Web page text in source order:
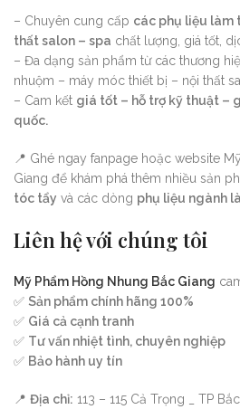
– Chuyên cung cấp các phụ liệu làm
thất salon – spa chất lượng, giá tốt,
– Đa dạng sản phẩm từ các thương
nhuộm – máy móc thiết bị – nội thất
– Cam kết giá tốt – hỗ trợ kỹ thuật –
quốc.
📍 Ghé ngay fanpage hoặc website
Giang để khám phá thêm nhiều sản
tóc tẩy và các dòng phụ liệu ngành
Liên hệ với chúng tôi
Mỹ Phẩm Hồng Nhung Bắc Giang
✅ Sản phẩm chính hãng 100%
✅ Giá cả cạnh tranh
✅ Tư vấn nhiệt tình, chuyên nghiệp
✅ Bảo hành uy tín
📍 Địa chỉ: 113 – 115 Cả Trọng _ TP